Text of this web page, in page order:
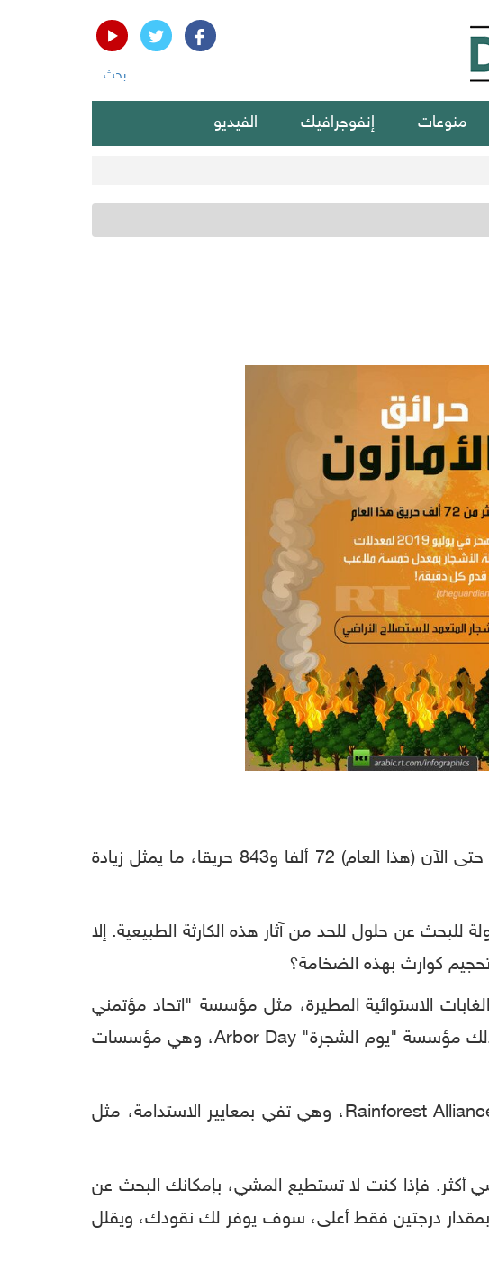
بحث
منوعات إنفوجرافيك الفيديو
تشهد غابات الأمازون المطيرة أكبر عدد من حرائق الغابات منذ عام 2013، حيث بلغ عددها حتى الآن (هذا العام) 72 ألفا و843 حريقا، ما يمثل زيادة
للبحث عن حلول للحد من آثار هذه الكارثة الطبيعية. إلا
كوارث بهذه الضخامة؟
الاستوائية المطيرة، مثل مؤسسة "اتحاد مؤتمني
الغابات المطيرة" Rainforest Trust، "تحالف الغابات المطيرة" Rainforest Alliance، وكذلك مؤسسة "يوم الشجرة" Arbor Day، وهي مؤسسات
بإمكانك أيضا شراء المنتجات التي تحمل ختم "توثيق تحالف الغابات المطيرة" Rainforest Alliance Certified، وهي تفي بمعايير الاستدامة، مثل
أكثر. فإذا كنت لا تستطيع المشي، بإمكانك البحث عن
بمقدار درجتين فقط أعلى، سوف يوفر لك نقودك، ويقلل